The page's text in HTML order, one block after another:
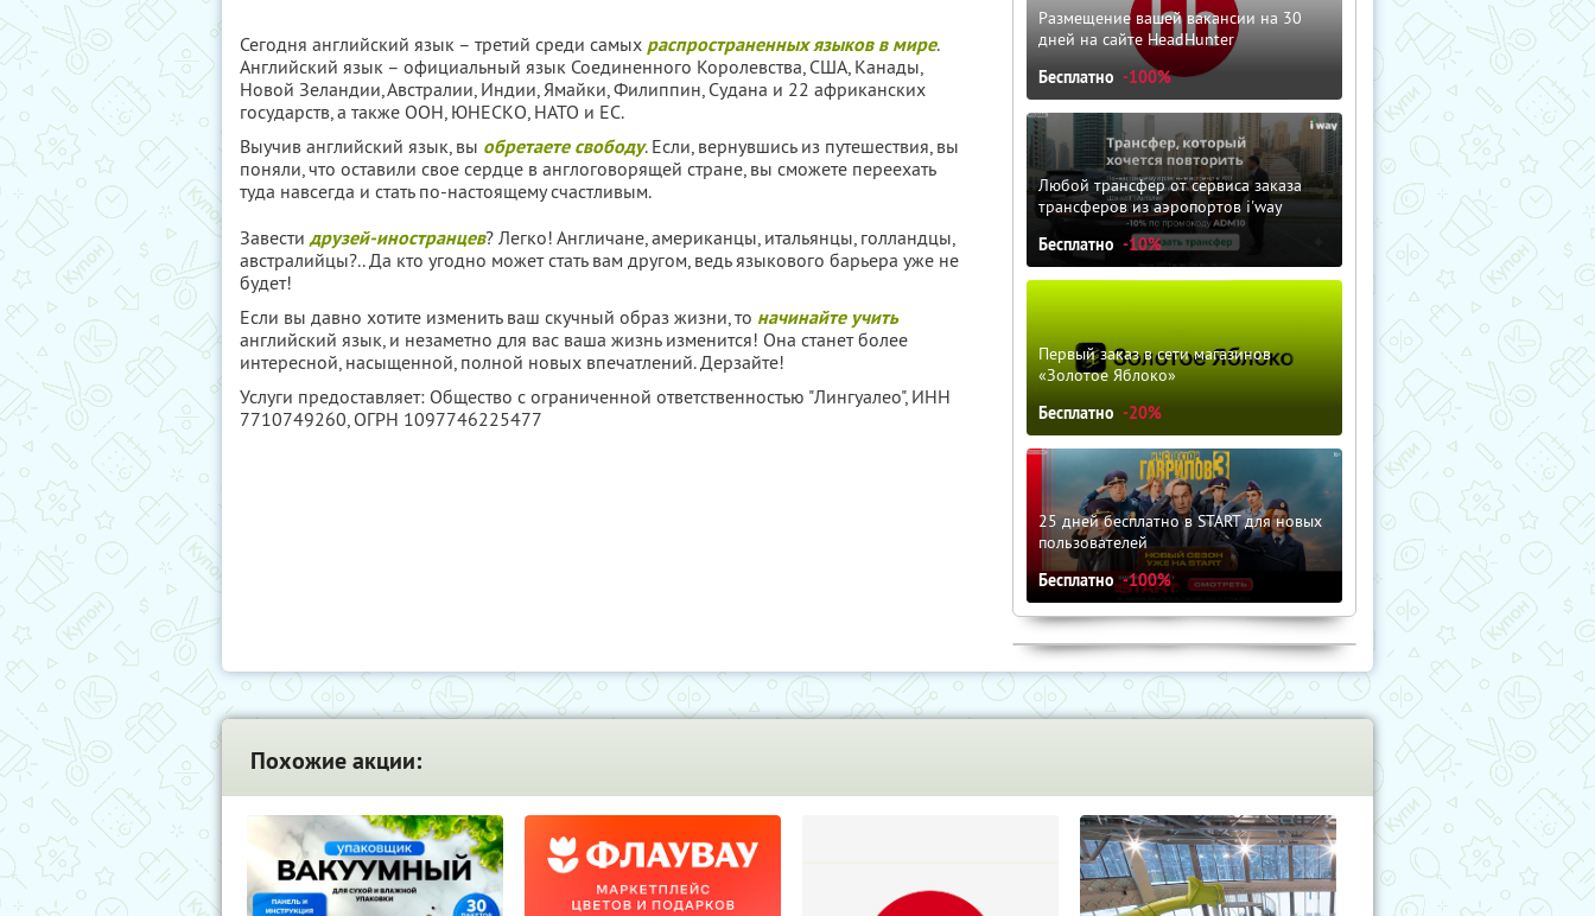
Сегодня английский язык – третий среди самых распространенных языков в мире.
Английский язык – официальный язык Соединенного Королевства, США, Канады,
Новой Зеландии, Австралии, Индии, Ямайки, Филиппин, Судана и 22 африканских
государств, а также ООН, ЮНЕСКО, НАТО и ЕС.
Выучив английский язык, вы обретаете свободу. Если, вернувшись из путешествия, вы
поняли, что оставили свое сердце в англоговорящей стране, вы сможете переехать
туда навсегда и стать по-настоящему счастливым.
Завести друзей-иностранцев? Легко! Англичане, американцы, итальянцы, голландцы,
австралийцы?.. Да кто угодно может стать вам другом, ведь языкового барьера уже не
будет!
Если вы давно хотите изменить ваш скучный образ жизни, то начинайте учить
английский язык, и незаметно для вас ваша жизнь изменится! Она станет более
интересной, насыщенной, полной новых впечатлений. Дерзайте!
Услуги предоставляет: Общество с ограниченной ответственностью "Лингуалео", ИНН
7710749260, ОГРН 1097746225477
Размещение вашей вакансии на 30
дней на сайте HeadHunter
Бесплатно -100%
Любой трансфер от сервиса заказа
трансферов из аэропортов i'way
Бесплатно -10%
Первый заказ в сети магазинов
«Золотое Яблоко»
Бесплатно -20%
25 дней бесплатно в START для новых
пользователей
Бесплатно -100%
Похожие акции: